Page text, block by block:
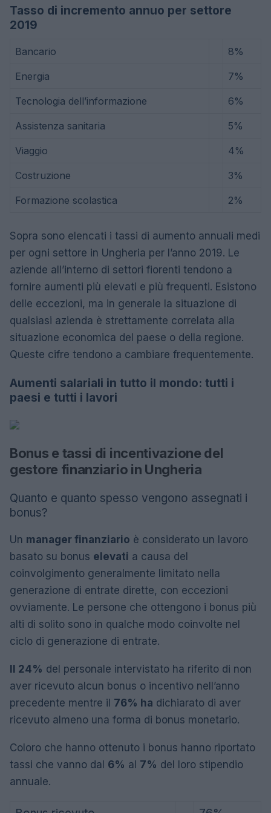
Tasso di incremento annuo per settore
2019
Bancario 8%
Energia 7%
Tecnologia dell’informazione 6%
Assistenza sanitaria 5%
Viaggio 4%
Costruzione 3%
Formazione scolastica 2%
Sopra sono elencati i tassi di aumento annuali medi
per ogni settore in Ungheria per l’anno 2019. Le
aziende all’interno di settori fiorenti tendono a
fornire aumenti più elevati e più frequenti. Esistono
delle eccezioni, ma in generale la situazione di
qualsiasi azienda è strettamente correlata alla
situazione economica del paese o della regione.
Queste cifre tendono a cambiare frequentemente.
Aumenti salariali in tutto il mondo: tutti i
paesi e tutti i lavori
Bonus e tassi di incentivazione del
gestore finanziario in Ungheria
Quanto e quanto spesso vengono assegnati i
bonus?
Un manager finanziario è considerato un lavoro
basato su bonus elevati a causa del
coinvolgimento generalmente limitato nella
generazione di entrate dirette, con eccezioni
ovviamente. Le persone che ottengono i bonus più
alti di solito sono in qualche modo coinvolte nel
ciclo di generazione di entrate.
Il 24% del personale intervistato ha riferito di non
aver ricevuto alcun bonus o incentivo nell’anno
precedente mentre il 76% ha dichiarato di aver
ricevuto almeno una forma di bonus monetario.
Coloro che hanno ottenuto i bonus hanno riportato
tassi che vanno dal 6% al 7% del loro stipendio
annuale.